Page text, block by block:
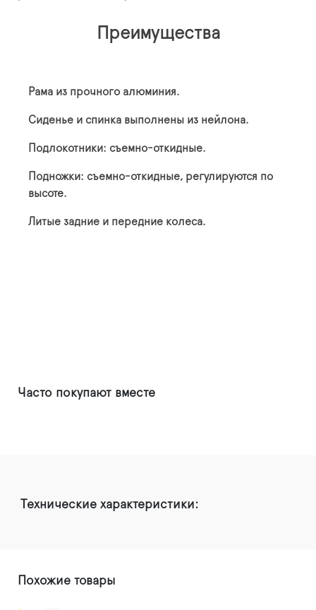
Преимущества
Рама из прочного алюминия.
Сиденье и спинка выполнены из нейлона.
Подлокотники: съемно-откидные.
Подножки: съемно-откидные, регулируются по
высоте.
Литые задние и передние колеса.
Часто покупают вместе
Технические характеристики:
Похожие товары